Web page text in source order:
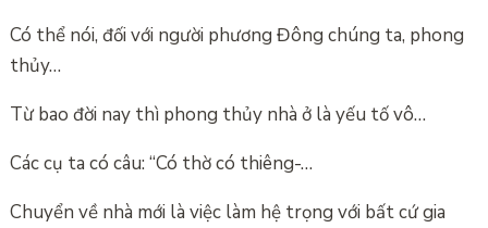
Có thể nói, đối với người phương Đông chúng ta, phong
thủy…
Từ bao đời nay thì phong thủy nhà ở là yếu tố vô…
Các cụ ta có câu: “Có thờ có thiêng-…
Chuyển về nhà mới là việc làm hệ trọng với bất cứ gia